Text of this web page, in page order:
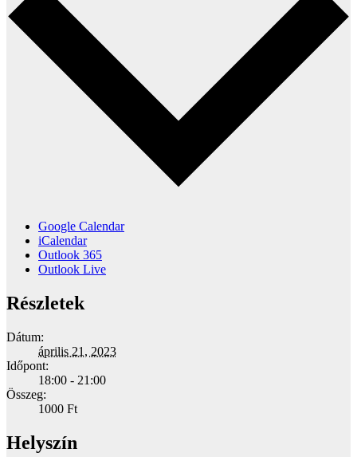
Google Calendar
iCalendar
Outlook 365
Outlook Live
Részletek
Dátum:
április 21, 2023
Időpont:
18:00 - 21:00
Összeg:
1000 Ft
Helyszín